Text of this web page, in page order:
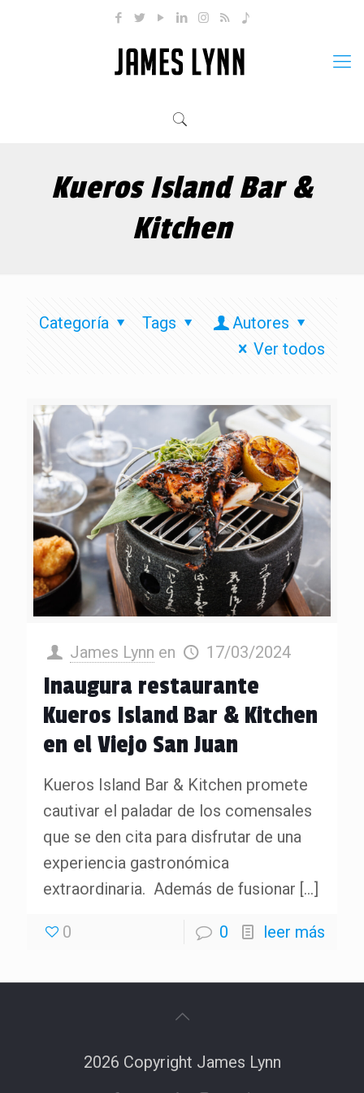
Kueros Island Bar &
Kitchen
Categoría Tags
Autores
Ver todos
James Lynn en 17/03/2024
Inaugura restaurante
Kueros Island Bar & Kitchen
en el Viejo San Juan
Kueros Island Bar & Kitchen promete
cautivar el paladar de los comensales
que se den cita para disfrutar de una
experiencia gastronómica
extraordinaria. Además de fusionar […]
0 0 leer más
2026 Copyright James Lynn